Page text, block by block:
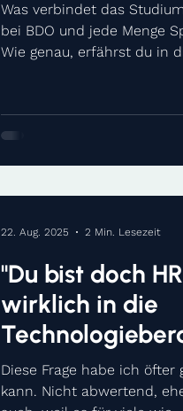
Was verbindet das
bei BDO und jede Menge
Wie genau, erfährst du in
Branchen first-hand
veranlasst, mich nach
Österreich gestoßen. Dies
"Du bist doch
wirklich in die
Diese Frage habe ich
kann. Nicht abwertend,
22. Aug. 2025 2 Min. Lesezeit